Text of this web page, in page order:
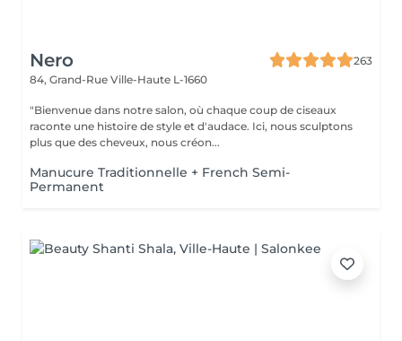
Nero
263
84, Grand-Rue Ville-Haute L-1660
"Bienvenue dans notre salon, où chaque coup de ciseaux
raconte une histoire de style et d'audace. Ici, nous sculptons
plus que des cheveux, nous créon...
Manucure Traditionnelle + French Semi-
Permanent